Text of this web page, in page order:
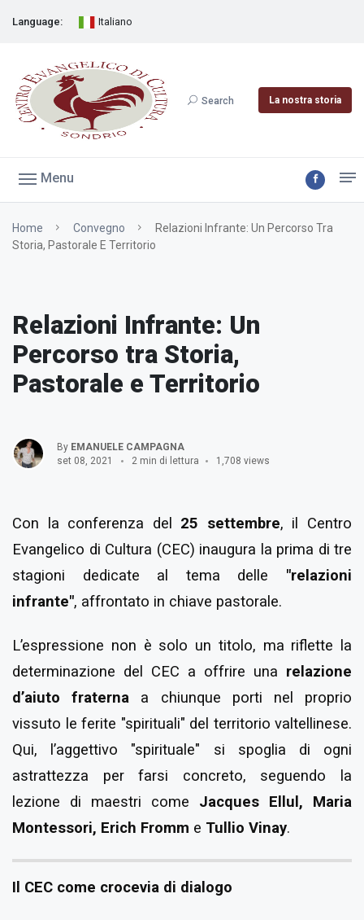
Language: Italiano
Search La nostra storia
Menu
Home Convegno
Relazioni Infrante: Un Percorso Tra
Storia, Pastorale E Territorio
Relazioni Infrante: Un
Percorso tra Storia,
Pastorale e Territorio
By EMANUELE CAMPAGNA
set 08, 2021
2 min di lettura 1,708 views
Con la conferenza del 25 settembre, il Centro
Evangelico di Cultura (CEC) inaugura la prima di tre
stagioni dedicate al tema delle "relazioni
infrante", affrontato in chiave pastorale.
L’espressione non è solo un titolo, ma riflette la
determinazione del CEC a offrire una relazione
d’aiuto fraterna a chiunque porti nel proprio
vissuto le ferite "spirituali" del territorio valtellinese.
Qui, l’aggettivo "spirituale" si spoglia di ogni
astrattezza per farsi concreto, seguendo la
lezione di maestri come Jacques Ellul, Maria
Montessori, Erich Fromm e Tullio Vinay.
Il CEC come crocevia di dialogo